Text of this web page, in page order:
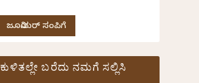
ಜೂನಿಯರ್ ಸಂಪಿಗೆ
ಕುಳಿತಲ್ಲೇ ಬರೆದು ನಮಗೆ ಸಲ್ಲಿಸಿ